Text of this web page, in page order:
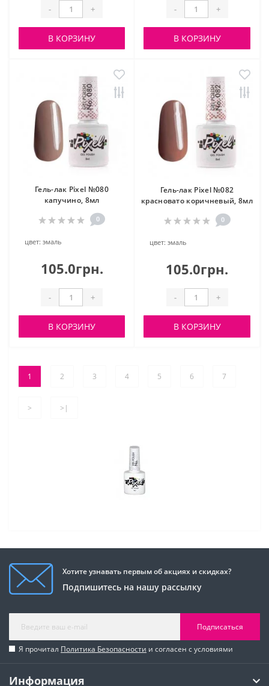
- +
В КОРЗИНУ
- +
В КОРЗИНУ
Гель-лак Pixel №080
капучино, 8мл
0
цвет: эмаль
105.0грн.
- +
В КОРЗИНУ
Гель-лак Pixel №082
красновато коричневый, 8мл
0
цвет: эмаль
105.0грн.
- +
В КОРЗИНУ
1 2 3 4 5 6 7
> >|
Хотите узнавать первым об акциях и скидках?
Подпишитесь на нашу рассылку
Подписаться
Я прочитал Политика Безопасности и согласен с условиями
Информация